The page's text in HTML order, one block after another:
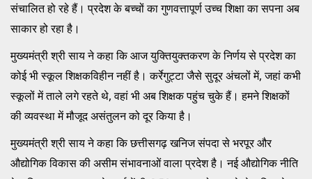
संचालित हो रहे हैं। प्रदेश के बच्चों का गुणवत्तापूर्ण उच्च शिक्षा का सपना अब
साकार हो रहा है।
मुख्यमंत्री श्री साय ने कहा कि आज युक्तियुक्तकरण के निर्णय से प्रदेश का
कोई भी स्कूल शिक्षकविहीन नहीं है। कर्रेगुट्टा जैसे सुदूर अंचलों में, जहां कभी
स्कूलों में ताले लगे रहते थे, वहां भी अब शिक्षक पहुंच चुके हैं। हमने शिक्षकों
की व्यवस्था में मौजूद असंतुलन को दूर किया है।
मुख्यमंत्री श्री साय ने कहा कि छत्तीसगढ़ खनिज संपदा से भरपूर और
औद्योगिक विकास की असीम संभावनाओं वाला प्रदेश है। नई औद्योगिक नीति